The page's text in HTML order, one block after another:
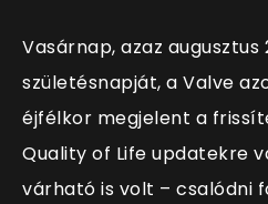
Vasárnap, azaz augusztus
születésnapját, a Valve
éjfélkor megjelent a
Quality of Life updatekre
várható is volt – csalódni